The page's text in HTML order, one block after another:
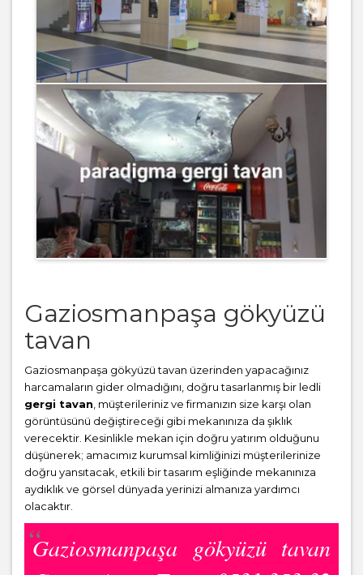
Gaziosmanpaşa gökyüzü
tavan
Gaziosmanpaşa gökyüzü tavan üzerinden yapacağınız
harcamaların gider olmadığını, doğru tasarlanmış bir ledli
gergi tavan , müşterileriniz ve firmanızın size karşı olan
görüntüsünü değiştireceği gibi mekanınıza da şıklık
verecektir. Kesinlikle mekan için doğru yatırım olduğunu
düşünerek; amacımız kurumsal kimliğinizi müşterilerinize
doğru yansıtacak, etkili bir tasarım eşliğinde mekanınıza
aydıklık ve görsel dünyada yerinizi almanıza yardımcı
olacaktır.
Gaziosmanpaşa gökyüzü tavan